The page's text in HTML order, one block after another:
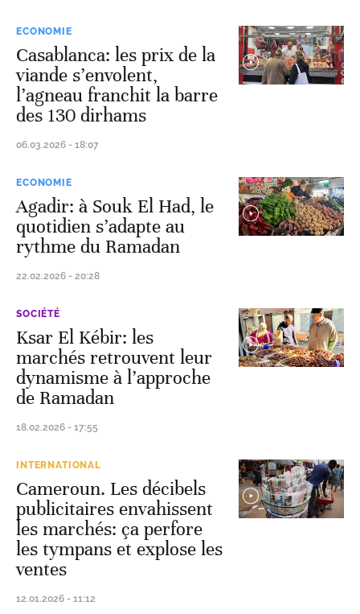
ECONOMIE
Casablanca: les prix de la
viande s’envolent,
l’agneau franchit la barre
des 130 dirhams
06.03.2026 - 18:07
ECONOMIE
Agadir: à Souk El Had, le
quotidien s’adapte au
rythme du Ramadan
22.02.2026 - 20:28
SOCIÉTÉ
Ksar El Kébir: les
marchés retrouvent leur
dynamisme à l’approche
de Ramadan
18.02.2026 - 17:55
INTERNATIONAL
Cameroun. Les décibels
publicitaires envahissent
les marchés: ça perfore
les tympans et explose les
ventes
12.01.2026 - 11:12